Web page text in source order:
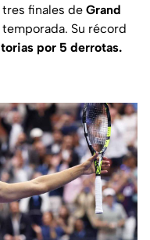
finales de Grand
Su récord
por 5 derrotas.